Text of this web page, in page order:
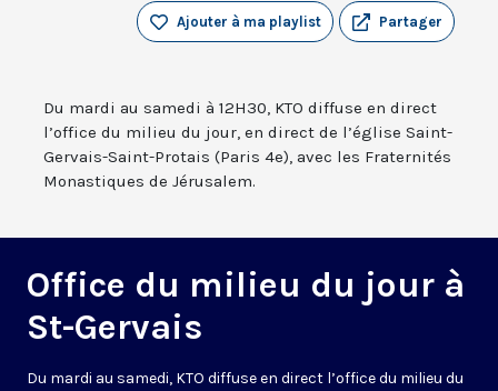
Partager
Ajouter à ma playlist
Du mardi au samedi à 12H30, KTO diffuse en direct
l’office du milieu du jour, en direct de l’église Saint-
Gervais-Saint-Protais (Paris 4e), avec les Fraternités
Monastiques de Jérusalem.
Office du milieu du jour à
St-Gervais
Du mardi au samedi, KTO diffuse en direct l’office du milieu du